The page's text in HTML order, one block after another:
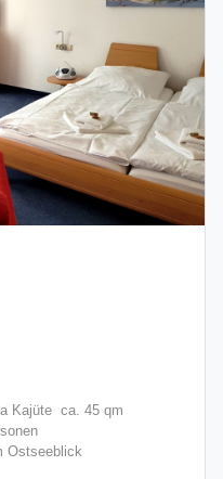
Kajüte ca. 45 qm
Ostseeblick